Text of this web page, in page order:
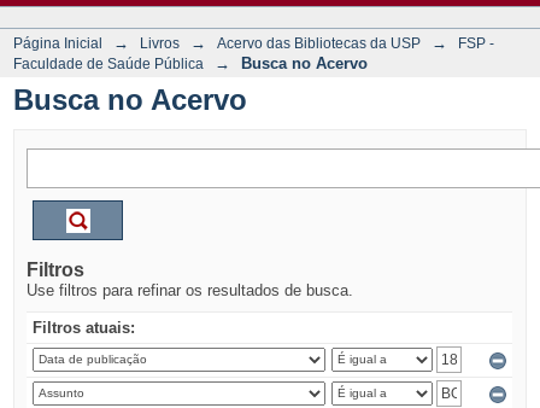
Página Inicial → Livros → Acervo das Bibliotecas da USP →
FSP -
Faculdade de Saúde Pública
→ Busca no Acervo
Busca no Acervo
Filtros
Use filtros para refinar os resultados de busca.
Filtros atuais: